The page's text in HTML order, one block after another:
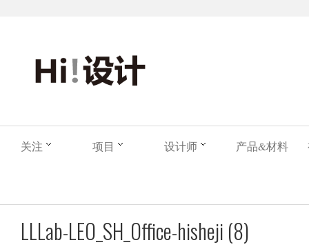
关注 项目 设计师 产品&材料
LLLab-LEO_SH_Office-hisheji (8)